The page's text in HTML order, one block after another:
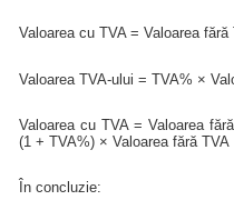
Valoarea cu TVA = Valoarea
Valoarea TVA-ului = TVA% ×
Valoarea cu TVA = Valoarea
(1 + TVA%) × Valoarea fără TVA
În concluzie: